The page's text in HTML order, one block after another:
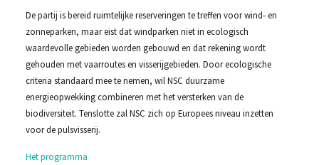
De partij is bereid ruimtelijke reserveringen te treffen voor wind- en
zonneparken, maar eist dat windparken niet in ecologisch
waardevolle gebieden worden gebouwd en dat rekening wordt
gehouden met vaarroutes en visserijgebieden. Door ecologische
criteria standaard mee te nemen, wil NSC duurzame
energieopwekking combineren met het versterken van de
biodiversiteit. Tenslotte zal NSC zich op Europees niveau inzetten
voor de pulsvisserij.
Het programma